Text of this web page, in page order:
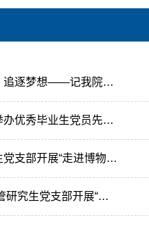
不忘初心，追逐梦想——记我院毕业生党员党课
我院顺利举办优秀毕业生党员先进事迹报告会
哲学研究生党支部开展“走进博物馆、走近历史”党日活动
2017级行管研究生党支部开展“不忘初心爱环境，争做湘江好卫士”党日活动